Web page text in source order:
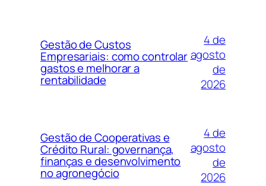
Gestão de Custos
Empresariais: como controlar
gastos e melhorar a
rentabilidade
4 de
agosto
de
2026
Gestão de Cooperativas e
Crédito Rural: governança,
finanças e desenvolvimento
no agronegócio
4 de
agosto
de
2026